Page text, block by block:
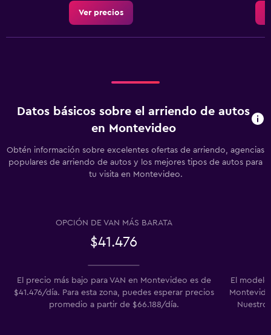
Ver precios
Datos básicos sobre el arriendo de autos
en Montevideo
Obtén información sobre excelentes ofertas de arriendo, agencias
populares de arriendo de autos y los mejores tipos de autos para
tu visita en Montevideo.
OPCIÓN DE VAN MÁS BARATA
$41.476
El precio más bajo para VAN en Montevideo es de
$41.476/día. Para esta zona, puedes esperar precios
promedio a partir de $66.188/día.
El